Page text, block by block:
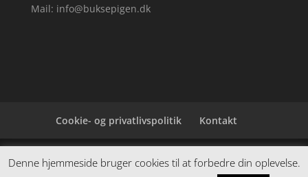
Mail: info@buksepigen.dk
Cookie- og privatlivspolitik Kontakt
Denne hjemmeside samler et bredt udvalg af
spændende varer. Siden er et affiiliatesite, og nogle
Denne hjemmeside bruger cookies til at forbedre din oplevelse.